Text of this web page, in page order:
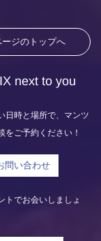
ージのトップへ
next to you
日時と場所で、マンツ
をご予約ください！
問い合わせ
トでお会いしましょ